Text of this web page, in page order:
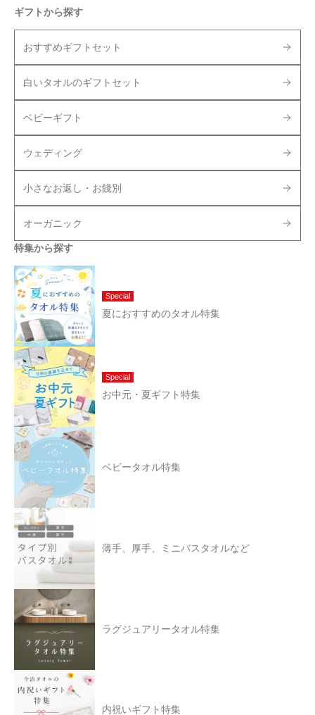
ギフトから探す
おすすめギフトセット
白いタオルのギフトセット
ベビーギフト
ウェディング
小さなお返し・お餞別
オーガニック
特集から探す
Special
夏におすすめのタオル特集
Special
お中元・夏ギフト特集
ベビータオル特集
薄手、厚手、ミニバスタオルなど
ラグジュアリータオル特集
内祝いギフト特集